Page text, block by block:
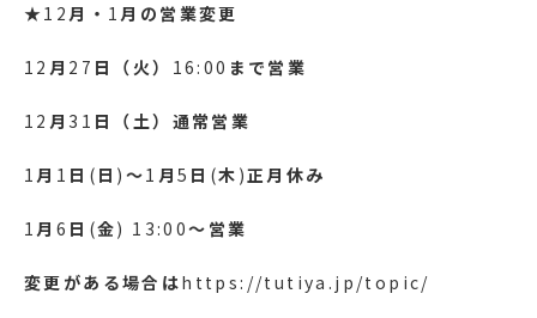
★12月・ 1月の営業変更
12 月 27 日（火） 16:00 まで営業
12 月 31 日（土）通常営業
1月 1 日 ( 日 ) 〜1 月5 日 (木 )正月休み
1月 6 日 (金) 13:00〜営業
変更がある場合はhttps://tutiya.jp/topic/